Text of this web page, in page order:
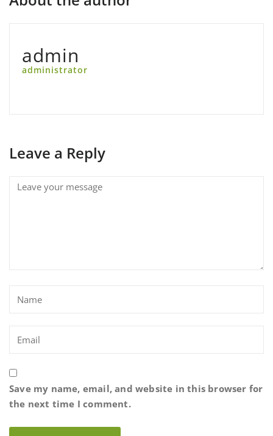
admin
administrator
Leave a Reply
Save my name, email, and website in this browser for
the next time I comment.